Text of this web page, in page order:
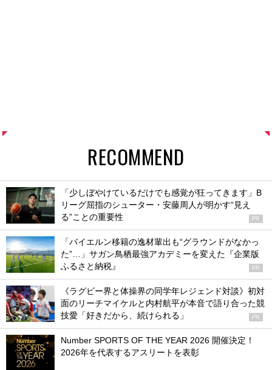
RECOMMEND
「少しぼやけているだけでも感覚が狂ってきます」B
リーグ屈指のシューター・安藤周人が明かす“見え
る”ことの重要性
PR
「バイエルン移籍の逸材輩出も“グラウンドがなかっ
た”…」サガン鳥栖最強アカデミーを変えた『企業版
ふるさと納税』
PR
《ラグビー界と体操界の同学年レジェンド対談》初対
面のリーチマイケルと内村航平が本音で語り合った競
技愛「好きだから、続けられる」
PR
Number SPORTS OF THE YEAR 2026 開催決定！
2026年を代表するアスリートを表彰